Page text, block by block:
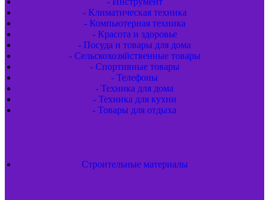
- Климатическая техника
- Компьютерная техника
- Красота и здоровье
- Посуда и товары для дома
- Сельскохозяйственные товары
- Спортивные товары
- Телефоны
- Техника для дома
- Техника для кухни
- Товары для отдыха
Строительные материалы